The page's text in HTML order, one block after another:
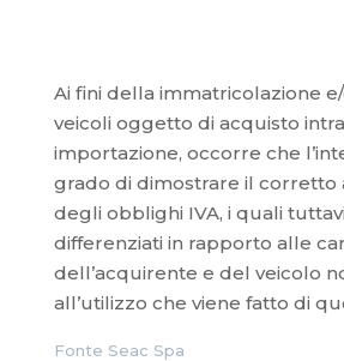
Ai fini della immatricolazione
veicoli oggetto di acquisto
importazione, occorre che
grado di dimostrare il corretto
degli obblighi IVA, i quali
differenziati in rapporto alle
dell’acquirente e del veicolo
all’utilizzo che viene fatto di
Fonte Seac Spa